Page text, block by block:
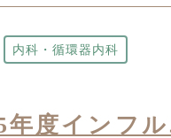
内科・循環器内科
年度インフ